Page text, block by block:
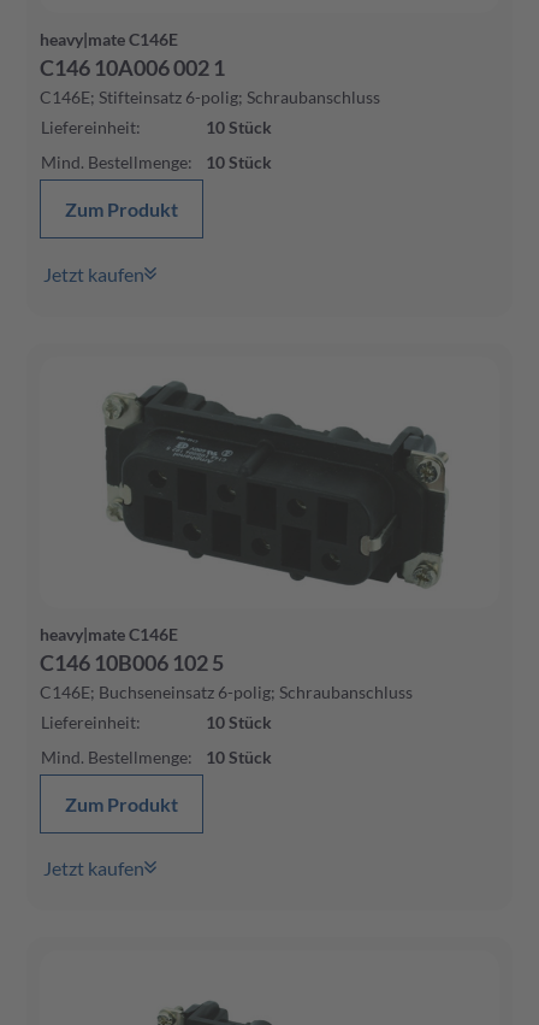
heavy|mate C146E
C146 10A006 002 1
C146E; Stifteinsatz 6-polig; Schraubanschluss
Liefereinheit: 10Stück
Mind. Bestellmenge: 10Stück
Zum Produkt
Jetzt kaufen
heavy|mate C146E
C146 10B006 102 5
C146E; Buchseneinsatz 6-polig; Schraubanschluss
Liefereinheit: 10Stück
Mind. Bestellmenge: 10Stück
Zum Produkt
Jetzt kaufen